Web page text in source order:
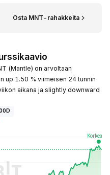
Osta MNT-rahakkeita
(Mantle) on arvoltaan
up 1.50 % viimeisen 24 tunnin
aikana ja slightly downward